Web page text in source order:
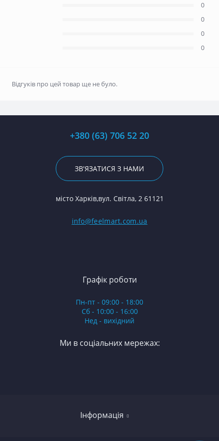
0
0
0
0
Відгуків про цей товар ще не було.
+380 (63) 706 52 20
ЗВ'ЯЗАТИСЯ З НАМИ
місто Харків,вул. Світла, 2 61121
info@feelmart.com.ua
Інформація
Графік роботи
Пн-пт - 09:00 - 18:00
Сб - 10:00 - 16:00
Нед - вихідний
Ми в соціальних мережах: